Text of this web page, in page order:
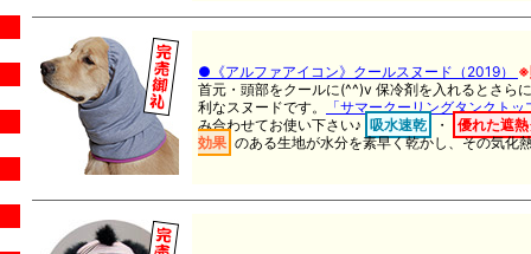
●《アルファアイコン》クールスヌード（2019）
※
首元・頭部をクールに(^^)v 保冷剤を入れるとさら
利なスヌードです。
「サマークーリングタンクトッ
み合わせてお使い下さい♪ 吸水速乾 ・
優れた遮
効果 のある生地が水分を素早く乾かし、その気化